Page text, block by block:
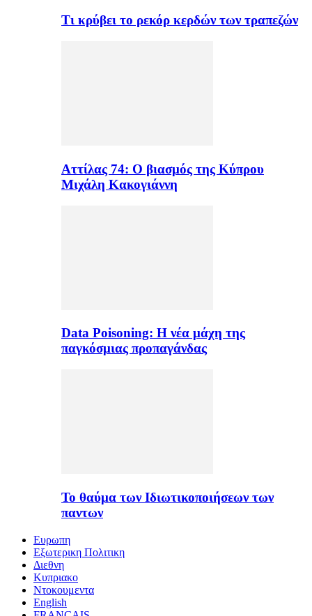
Τι κρύβει το ρεκόρ κερδών των τραπεζών
Αττίλας 74: Ο βιασμός της Κύπρου
Μιχάλη Κακογιάννη
Data Poisoning: Η νέα μάχη της
παγκόσμιας προπαγάνδας
Το θαύμα των Ιδιωτικοποιήσεων των
παντων
Ευρωπη
Εξωτερικη Πολιτικη
Διεθνη
Κυπριακο
Ντοκουμεντα
English